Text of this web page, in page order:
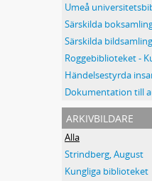
Umeå
Roggebiblioteket -
arkivbildare
Alla
Strindberg, August
Kungliga biblioteket